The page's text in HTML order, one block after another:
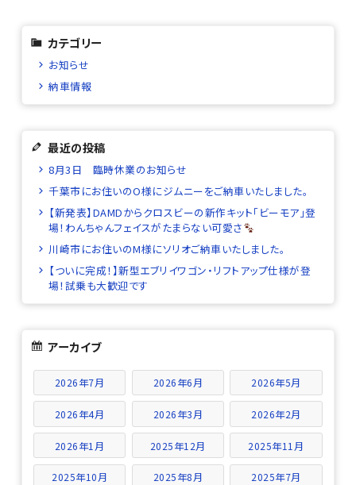
カテゴリー
お知らせ
納車情報
最近の投稿
8月3日 臨時休業のお知らせ
千葉市にお住いのO様にジムニーをご納車いたしました。
【新発表】DAMDからクロスビーの新作キット「ビーモア」登
場！わんちゃんフェイスがたまらない可愛さ
川崎市にお住いのM様にソリオご納車いたしました。
【ついに完成！】新型エブリイワゴン・リフトアップ仕様が登
場！試乗も大歓迎です
アーカイブ
2026年7月 2026年6月 2026年5月
2026年4月 2026年3月 2026年2月
2026年1月 2025年12月 2025年11月
2025年10月 2025年8月 2025年7月